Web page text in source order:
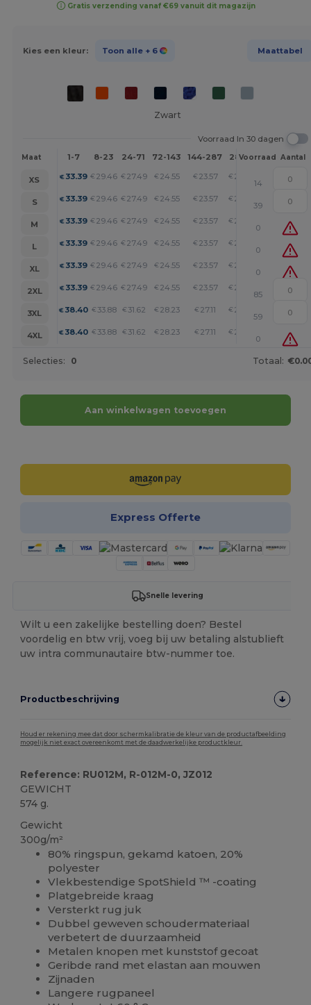
Gratis verzending vanaf €69 vanuit dit magazijn
Kies een kleur: Toon alle + 6 Maattabel
Zwart
Voorraad In 30 dagen
Maat 1-7 8-23 24-71 72-143 144-287 288 + Meer
Voorraad Aantal
XS € 33.39 € 29.46 € 27.49 € 24.55 € 23.57 € 22.59
14
S
€ 33.39 € 29.46 € 27.49 € 24.55 € 23.57 € 22.59
39
M
€ 33.39 € 29.46 € 27.49 € 24.55 € 23.57 € 22.59
0
L
€ 33.39 € 29.46 € 27.49 € 24.55 € 23.57 € 22.59
0
XL
€ 33.39 € 29.46 € 27.49 € 24.55 € 23.57 € 22.59
0
2XL
€ 33.39 € 29.46 € 27.49 € 24.55 € 23.57 € 22.59
85
3XL
€ 38.40 € 33.88 € 31.62 € 28.23 € 27.11 € 25.98
59
4XL
€ 38.40 € 33.88 € 31.62 € 28.23 € 27.11 € 25.98
0
Selecties: 0 Totaal:
Aan winkelwagen toevoegen
Express Offerte
Snelle levering
Wilt u een zakelijke bestelling doen? Bestel
voordelig en btw vrij, voeg bij uw betaling alstublieft
uw intra communautaire btw-nummer toe.
Productbeschrijving
Houd er rekening mee dat door schermkalibratie de kleur van de productafbeelding
mogelijk niet exact overeenkomt met de daadwerkelijke productkleur.
Reference: RU012M, R-012M-0, JZ012
GEWICHT
574 g.
Gewicht
300g/m²
80% ringspun, gekamd katoen, 20%
polyester
Vlekbestendige SpotShield ™ -coating
Platgebreide kraag
Versterkt rug juk
Dubbel geweven schoudermateriaal
verbetert de duurzaamheid
Metalen knopen met kunststof gecoat
Geribde rand met elastan aan mouwen
Zijnaden
Langere rugpaneel